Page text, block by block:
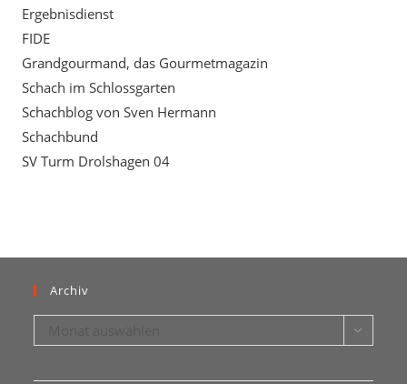
Ergebnisdienst
FIDE
Grandgourmand, das Gourmetmagazin
Schach im Schlossgarten
Schachblog von Sven Hermann
Schachbund
SV Turm Drolshagen 04
Archiv